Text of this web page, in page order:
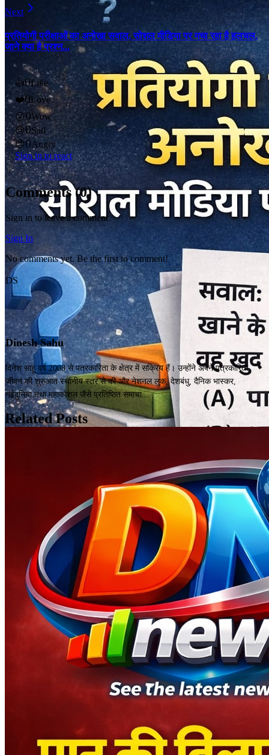
Next
प्रतियोगी परीक्षाओं का अनोखा सवाल, सोशल मीडिया पर मचा रहा है हलचल,
जाने क्या है प्रश्न...
👍0Like
❤️0Love
😮0Wow
😢0Sad
😠0Angry
Sign in to react
Comments (0)
Sign in to leave a comment
Sign In
No comments yet. Be the first to comment!
DS
Dinesh Sahu
दिनेश साहू वर्ष 2008 से पत्रकारिता के क्षेत्र में सक्रिय हैं। उन्होंने अपने पत्रकारिता
जीवन की शुरुआत स्थानीय स्तर से की और नेशनल लुक, देशबंधु, दैनिक भास्कर,
नईदुनिया तथा महाकोशल जैसे प्रतिष्ठित समाचा...
Related Posts